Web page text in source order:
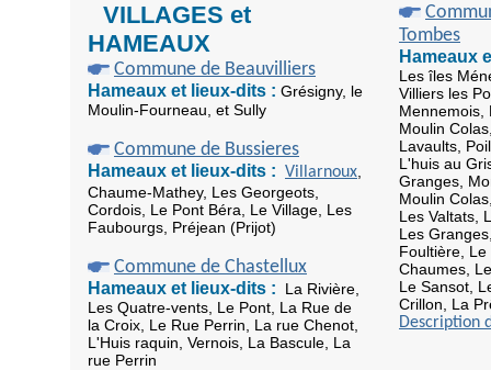
VILLAGES et
HAMEAUX
Commune de Beauvilliers
Hameaux et lieux-dits : Grésigny, le
Moulin-Fourneau, et Sully
Commune de Bussieres
Hameaux et lieux-dits : Villarnoux
Chaume-Mathey, Les Georgeots,
Cordois, Le Pont Béra, Le Village, Les
Faubourgs, Préjean (Prijot)
Commune de Chastellux
Hameaux et lieux-dits :
La Rivière,
Les Quatre-vents, Le Pont, La Rue de
la Croix, Le Rue Perrin, La rue Chenot,
L'Huis raquin, Vernois, La Bascule, La
rue Perrin
Tombes
Hameaux
Les îles
Villiers les
Mennemois,
Moulin
Lavaults,
L'huis au
Granges,
Moulin
Les Valtats,
Les
Foultière,
Chaumes,
Le Sansot,
Crillon, La
Description